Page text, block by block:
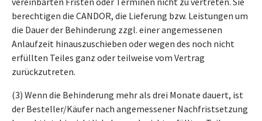
berechtigen die CANDOR, die Lieferung bzw. Leistungen um
die Dauer der Behinderung zzgl. einer angemessenen
Anlaufzeit hinauszuschieben oder wegen des noch nicht
erfüllten Teiles ganz oder teilweise vom Vertrag
zurückzutreten.
(3) Wenn die Behinderung mehr als drei Monate dauert, ist
der Besteller/Käufer nach angemessener Nachfristsetzung